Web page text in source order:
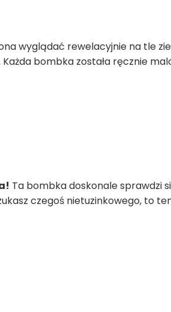
wyglądać rewelacyjnie na tle
bombka została ręcznie
Ta bombka doskonale sprawdzi
czegoś nietuzinkowego, to